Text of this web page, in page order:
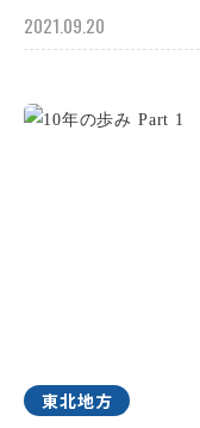
2021.09.20
東北地方